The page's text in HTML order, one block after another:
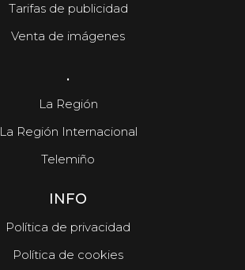
Tarifas de publicidad
Venta de imágenes
.
La Región
La Región Internacional
Telemiño
INFO
Política de privacidad
Política de cookies